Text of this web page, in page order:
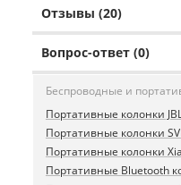
Отзывы (20)
Вопрос-ответ (0)
Беспроводные и
Портативные колонки
Портативные колонки
Портативные колонки
Портативные Bluetooth